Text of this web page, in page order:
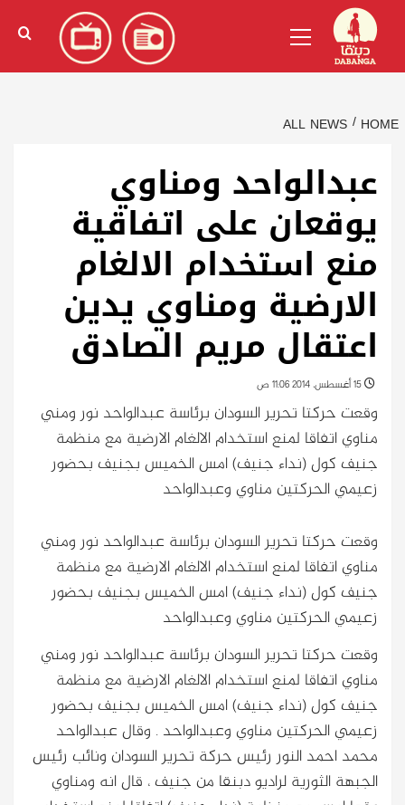
content
الإنجليزية)
Menu
HOME
ALL NEWS
عبدالواحد ومناوي
يوقعان على اتفاقية
منع استخدام الالغام
الارضية ومناوي يدين
اعتقال مريم الصادق
وقعت حركتا تحرير السودان برئاسة عبدالواحد نور ومني
مناوي اتفاقا لمنع استخدام الالغام الارضية مع منظمة
جنيف كول (نداء جنيف) امس الخميس بجنيف بحضور
زعيمي الحركتين مناوي وعبدالواحد
وقعت حركتا تحرير السودان برئاسة عبدالواحد نور ومني
مناوي اتفاقا لمنع استخدام الالغام الارضية مع منظمة
جنيف كول (نداء جنيف) امس الخميس بجنيف بحضور
زعيمي الحركتين مناوي وعبدالواحد
وقعت حركتا تحرير السودان برئاسة عبدالواحد نور ومني
مناوي اتفاقا لمنع استخدام الالغام الارضية مع منظمة
جنيف كول (نداء جنيف) امس الخميس بجنيف بحضور
زعيمي الحركتين مناوي وعبدالواحد . وقال عبدالواحد
محمد احمد النور رئيس حركة تحرير السودان ونائب رئيس
الجبهة الثورية لراديو دبنقا من جنيف ، قال انه ومناوي